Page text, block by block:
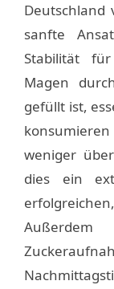
Deutschland
sanfte
Stabilität
Magen
gefüllt ist,
weniger
dies ein
Außerdem